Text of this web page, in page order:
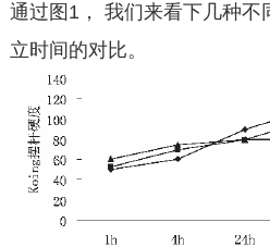
通过图1， 我们来看下几种不
立时间的对比。